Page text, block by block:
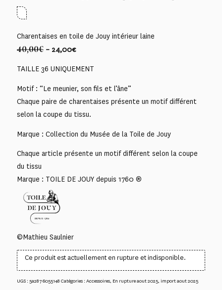
Charentaises en toile de Jouy intérieur laine
40,00€– 24,00€
TAILLE 36 UNIQUEMENT
Motif : “Le meunier, son fils et l’âne”
Chaque paire de charentaises présente un motif différent
selon la coupe du tissu.
Marque : Collection du Musée de la Toile de Jouy
Chaque article présente un motif différent selon la coupe
du tissu
Marque : TOILE DE JOUY depuis 1760 ®
©Mathieu Saulnier
Ce produit est actuellement en rupture et indisponible.
UGS : 5a2876055148 Catégories :Accessoires, En rupture aout 2025, import aout 2025